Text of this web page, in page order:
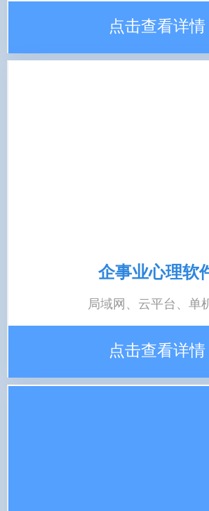
点击查看详情
企事业心理软
局域网、云平台、单
点击查看详情